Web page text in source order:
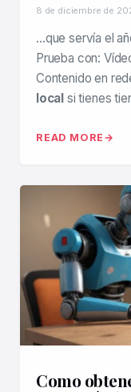
8 de diciembre de
…que servía el
Prueba con:
Contenido en
local si tienes
READ MORE
Como